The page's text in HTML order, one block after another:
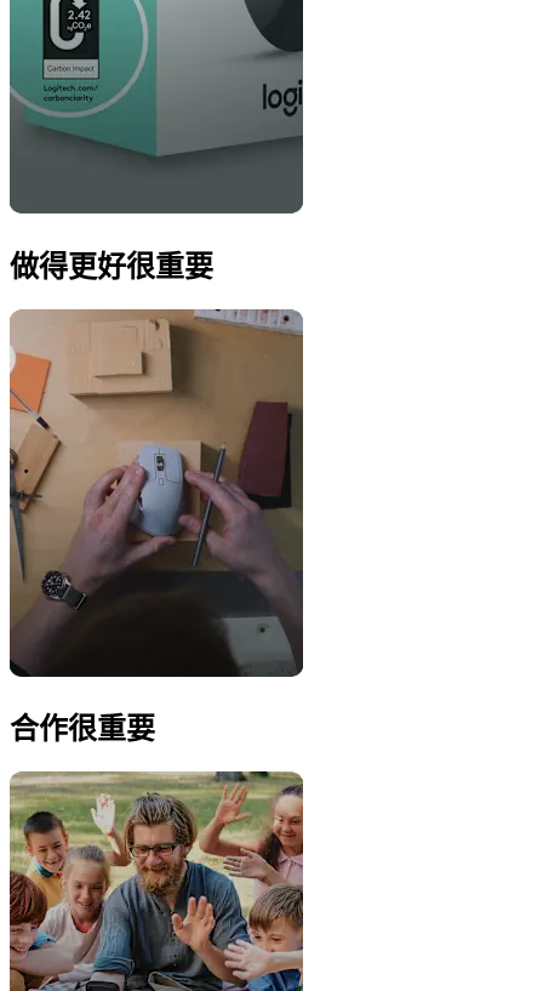
做得更好很重要
合作很重要